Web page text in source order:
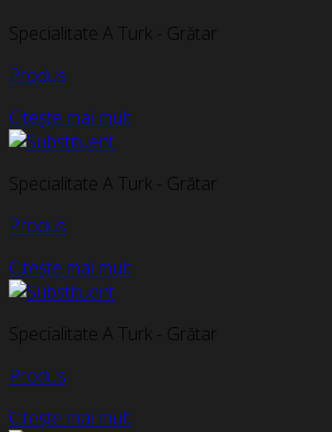
Specialitate A Turk - Grătar
Produs
Citește mai mult
Specialitate A Turk - Grătar
Produs
Citește mai mult
Specialitate A Turk - Grătar
Produs
Citește mai mult